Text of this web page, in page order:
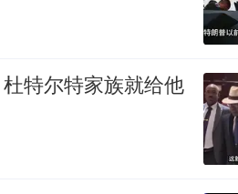
特尔特家族就给他